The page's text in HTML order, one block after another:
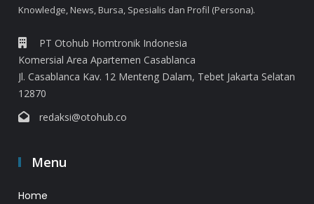
Knowledge, News, Bursa, Spesialis dan Profil (Persona).
PT Otohub Homtronik Indonesia
Komersial Area Apartemen Casablanca
Jl. Casablanca Kav. 12 Menteng Dalam, Tebet Jakarta Selatan
12870
redaksi@otohub.co
Menu
Home